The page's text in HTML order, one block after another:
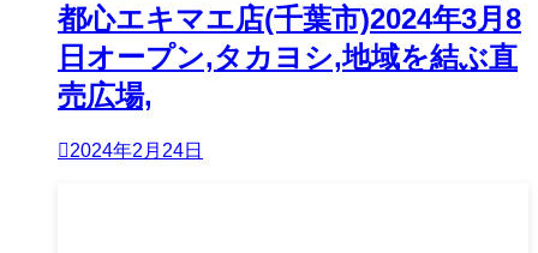
都心エキマエ店(千葉市)2024年3月8
日オープン,タカヨシ,地域を結ぶ直
売広場,
2024年2月24日